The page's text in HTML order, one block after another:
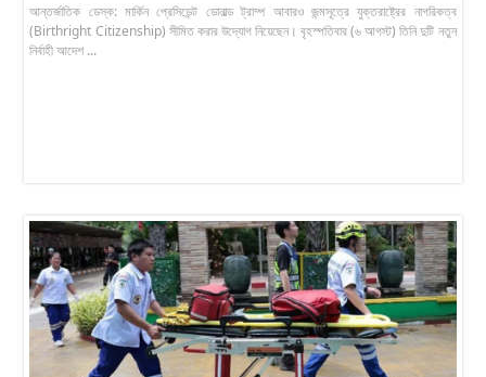
আন্তর্জাতিক ডেস্ক: মার্কিন প্রেসিডেন্ট ডোনাল্ড ট্রাম্প আবারও জন্মসূত্রে যুক্তরাষ্ট্রের নাগরিকত্ব
(Birthright Citizenship) সীমিত করার উদ্যোগ নিয়েছেন। বৃহস্পতিবার (৬ আগস্ট) তিনি দুটি নতুন
নির্বাহী আদেশ ...